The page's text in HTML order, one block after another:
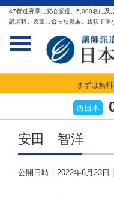
47都道府県に安心派遣。5,000名に及
講演料、要望に合った提案、親切丁寧
まずは無
西日本
安田 智洋
公開日時： 2022年6月23日